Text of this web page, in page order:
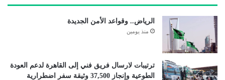
الرياض.. وقواعد الأمن الجديدة
منذ يومين
ترتيبات لارسال فريق فني إلى القاهرة لدعم العودة
الطوعية وإنجاز 37,500 وثيقة سفر اضطرارية